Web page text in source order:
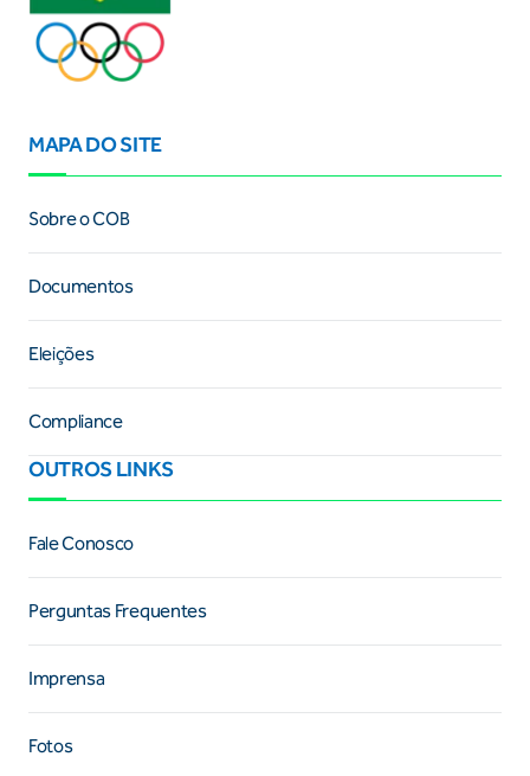
MAPA DO SITE
Sobre o COB
Documentos
Eleições
Compliance
OUTROS LINKS
Fale Conosco
Perguntas Frequentes
Imprensa
Fotos